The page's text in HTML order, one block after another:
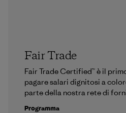
Fair Trade
Fair Trade Certified™ è il
pagare salari dignitosi a
parte della nostra rete di
Programma